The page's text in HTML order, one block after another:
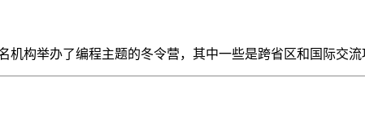
举办了编程主题的冬令营，其中一些是跨省区和国际交流